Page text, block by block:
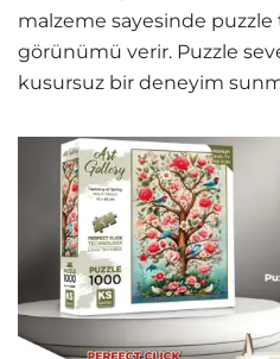
malzeme sayesinde puzzle
görünümü verir. Puzzle
kusursuz bir deneyim